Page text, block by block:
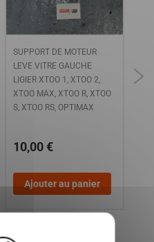
SUPPORT DE MOTEUR
LEVE VITRE GAUCHE
LIGIER XTOO 1, XTOO 2,
XTOO MAX, XTOO R, XTOO
S, XTOO RS, OPTIMAX
10,00 €
Ajouter au panier